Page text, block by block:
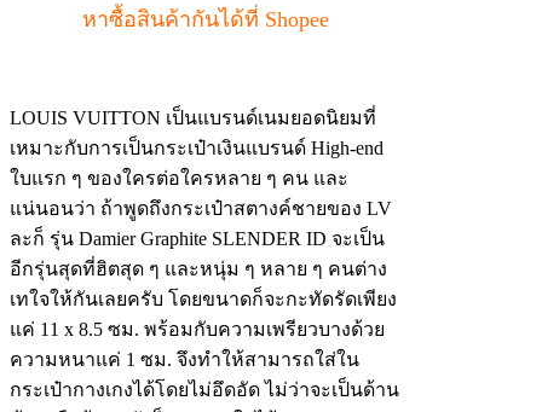
หาซื้อสินค้ากันได้ที่ Shopee
LOUIS VUITTON เป็นแบรนด์เนมยอดนิยมที่
เหมาะกับการเป็นกระเป๋าเงินแบรนด์ High-end
ใบแรก ๆ ของใครต่อใครหลาย ๆ คน และ
แน่นอนว่า ถ้าพูดถึงกระเป๋าสตางค์ชายของ LV
ละก็ รุ่น Damier Graphite SLENDER ID จะเป็น
อีกรุ่นสุดที่ฮิตสุด ๆ และหนุ่ม ๆ หลาย ๆ คนต่าง
เทใจให้กันเลยครับ โดยขนาดก็จะกะทัดรัดเพียง
แค่ 11 x 8.5 ซม. พร้อมกับความเพรียวบางด้วย
ความหนาแค่ 1 ซม. จึงทำให้สามารถใส่ใน
กระเป๋ากางเกงได้โดยไม่อึดอัด ไม่ว่าจะเป็นด้าน